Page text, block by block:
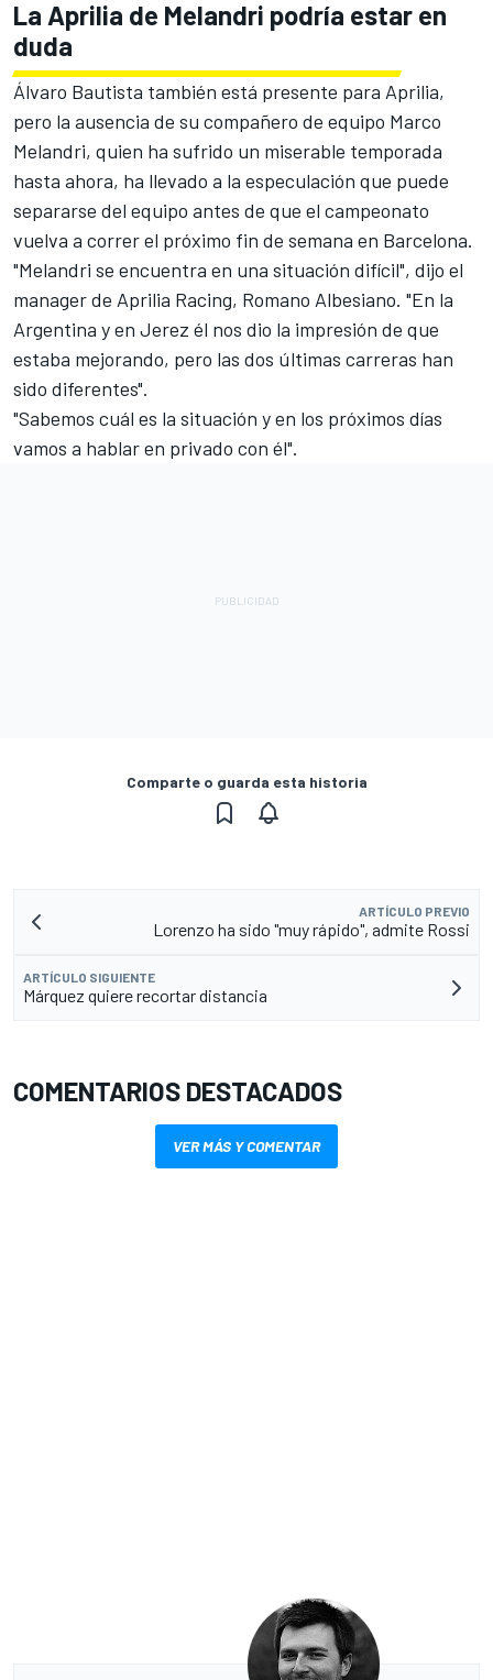
La Aprilia de Melandri podría estar en
duda
Álvaro Bautista también está presente para Aprilia,
pero la ausencia de su compañero de equipo Marco
Melandri, quien ha sufrido un miserable temporada
hasta ahora, ha llevado a la especulación que puede
separarse del equipo antes de que el campeonato
vuelva a correr el próximo fin de semana en Barcelona.
"Melandri se encuentra en una situación difícil", dijo el
manager de Aprilia Racing, Romano Albesiano. "En la
Argentina y en Jerez él nos dio la impresión de que
estaba mejorando, pero las dos últimas carreras han
sido diferentes".
"Sabemos cuál es la situación y en los próximos días
vamos a hablar en privado con él".
Comparte o guarda esta historia
ARTÍCULO PREVIO
Lorenzo ha sido "muy rápido", admite Rossi
ARTÍCULO SIGUIENTE
Márquez quiere recortar distancia
COMENTARIOS DESTACADOS
VER MÁS Y COMENTAR